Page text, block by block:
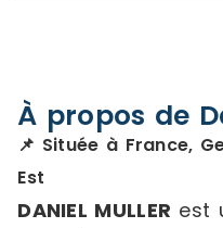
À propos de
📌 Située à France,
Est
DANIEL MULLER est